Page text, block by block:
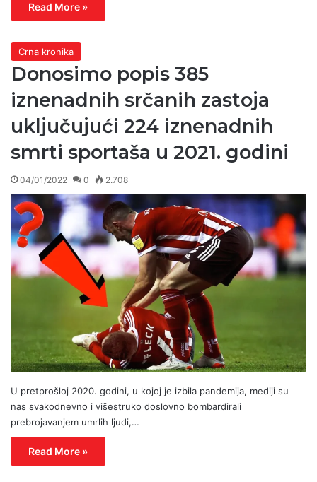
Read More »
Crna kronika
Donosimo popis 385
iznenadnih srčanih zastoja
uključujući 224 iznenadnih
smrti sportaša u 2021. godini
04/01/2022 0 2.708
U pretprošloj 2020. godini, u kojoj je izbila pandemija, mediji su
nas svakodnevno i višestruko doslovno bombardirali
prebrojavanjem umrlih ljudi,…
Read More »